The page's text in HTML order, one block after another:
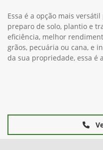
Essa é a opção mais
preparo de solo, plantio e
eficiência, melhor
grãos, pecuária ou cana, e
da sua propriedade, essa é